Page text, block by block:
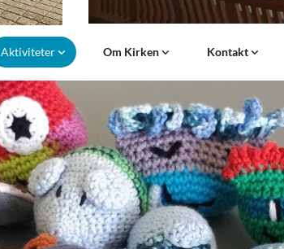
Aktiviteter Om Kirken Kontakt